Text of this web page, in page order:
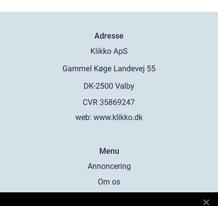
Adresse
web: www.klikko.dk
Menu
Annoncering
Om os